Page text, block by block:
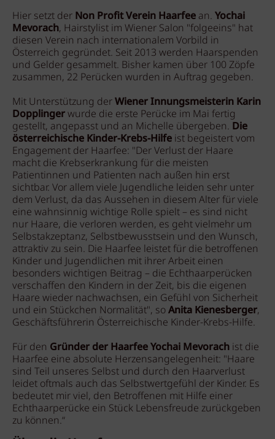
Hier setzt der Non Profit Verein Haarfee an. Yochai
Mevorach, Hairstylist im Wiener Salon "folgeeins" hat
diesen Verein nach internationalem Vorbild in
Österreich gegründet. Seit 2013 werden Haarspenden
und Gelder gesammelt. Bisher kamen über 100 Zöpfe
zusammen, 22 Perücken wurden in Auftrag gegeben.
Mit Unterstützung derWiener Innungsmeisterin Karin
Dopplingerwurde die erste Perücke im Mai fertig
gestellt, angepasst und an Michelle übergeben. Die
österreichische Kinder-Krebs-Hilfe ist begeistert vom
Engagement der Haarfee: "Der Verlust der Haare
macht die Krebserkrankung für die meisten
Patientinnen und Patienten nach außen hin erst
sichtbar. Vor allem viele Jugendliche leiden sehr unter
dem Verlust, da das Aussehen in diesem Alter für viele
eine wahnsinnig wichtige Rolle spielt – es sind nicht
nur Haare, die verloren werden, es geht vielmehr um
Selbstakzeptanz, Selbstbewusstsein und den Wunsch,
attraktiv zu sein. Die Haarfee leistet für die betroffenen
Kinder und Jugendlichen mit ihrer Arbeit einen
besonders wichtigen Beitrag – die Echthaarperücken
verschaffen den Kindern in der Zeit, bis die eigenen
Haare wieder nachwachsen, ein Gefühl von Sicherheit
und ein Stückchen Normalität", soAnita Kienesberger,
Geschäftsführerin Österreichische Kinder-Krebs-Hilfe.
Für den Gründer der Haarfee Yochai Mevorach ist die
Haarfee eine absolute Herzensangelegenheit: "Haare
sind Teil unseres Selbst und durch den Haarverlust
leidet oftmals auch das Selbstwertgefühl der Kinder. Es
bedeutet mir viel, den Betroffenen mit Hilfe einer
Echthaarperücke ein Stück Lebensfreude zurückgeben
zu können.“